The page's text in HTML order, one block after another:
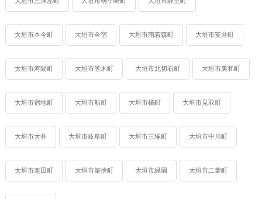
大垣市本今町 大垣市今宿 大垣市南若森町 大垣市安井町
大垣市河間町 大垣市笠木町 大垣市北切石町 大垣市美和町
大垣市宿地町 大垣市船町 大垣市橘町 大垣市見取町
大垣市大井 大垣市岐阜町 大垣市三塚町 大垣市中川町
大垣市楽田町 大垣市築捨町 大垣市緑園 大垣市二葉町